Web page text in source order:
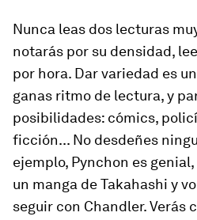
Nunca leas dos lecturas
notarás por su densidad,
por hora. Dar variedad es
ganas ritmo de lectura, y
posibilidades: cómics,
ficción... No desdeñes
ejemplo, Pynchon es
un manga de Takahashi y
seguir con Chandler. Verás